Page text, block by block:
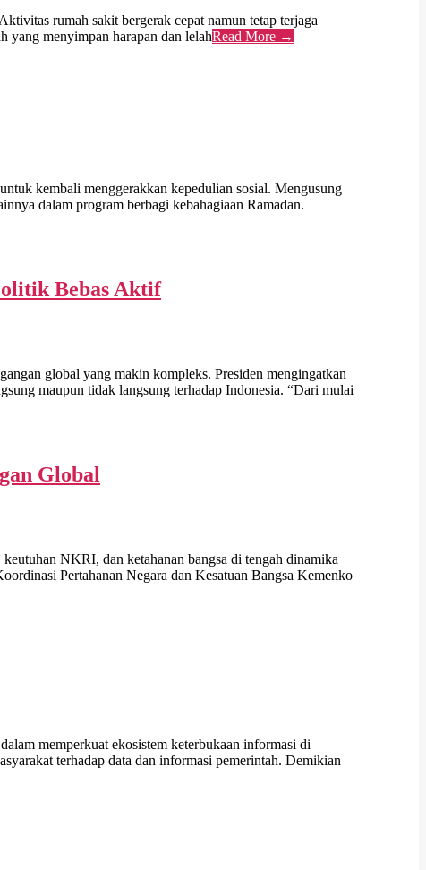
rumah sakit bergerak cepat namun tetap terjaga
yang menyimpan harapan dan lelahRead More →
kembali menggerakkan kepedulian sosial. Mengusung
dalam program berbagi kebahagiaan Ramadan.
Bebas Aktif
global yang makin kompleks. Presiden mengingatkan
maupun tidak langsung terhadap Indonesia. “Dari mulai
Global
NKRI, dan ketahanan bangsa di tengah dinamika
Pertahanan Negara dan Kesatuan Bangsa Kemenko
memperkuat ekosistem keterbukaan informasi di
terhadap data dan informasi pemerintah. Demikian